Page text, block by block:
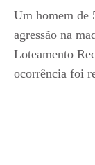
Um homem de
agressão na
Loteamento
ocorrência foi